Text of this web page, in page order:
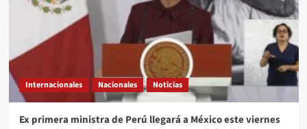
Internacionales Nacionales Noticias
Ex primera ministra de Perú llegará a México este viernes